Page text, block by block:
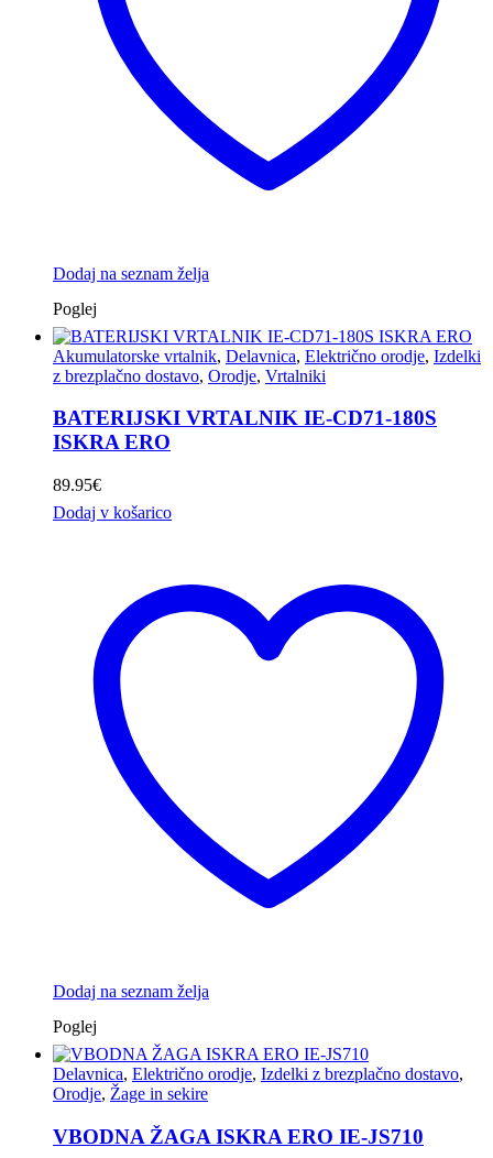
Dodaj na seznam želja
Poglej
Akumulatorske vrtalnik, Delavnica, Električno orodje, Izdelki
z brezplačno dostavo, Orodje, Vrtalniki
BATERIJSKI VRTALNIK IE-CD71-180S
ISKRA ERO
89.95€
Dodaj v košarico
Dodaj na seznam želja
Poglej
Delavnica, Električno orodje, Izdelki z brezplačno dostavo,
Orodje, Žage in sekire
VBODNA ŽAGA ISKRA ERO IE-JS710